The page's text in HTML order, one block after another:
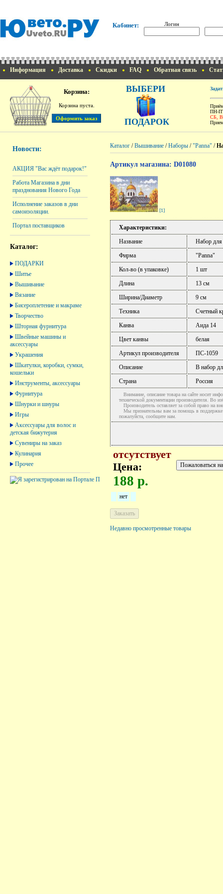
Кабинет: Логин
Информация Доставка Скидки FAQ Обратная связь
Корзина:
Корзина пуста.
ВЫБЕРИ
ПОДАРОК
ПН-
СБ,
Новости:
АКЦИЯ "Вас ждёт подарок!"
Работа Магазина в дни
празднования Нового Года
Исполнение заказов в дни
самоизоляции.
Портал поставщиков
Каталог:
ПОДАРКИ
Шитье
Вышивание
Вязание
Бисероплетение и макраме
Творчество
Шторная фурнитура
Швейные машины и
аксессуары
Украшения
Шкатулки, коробки, сумки,
кошельки
Инструменты, аксессуары
Фурнитура
Шнурки и шнуры
Игры
Аксессуары для волос и
детская бижутерия
Сувениры на заказ
Кулинария
Прочее
Каталог /Вышивание /Наборы /"Panna" /
Артикул магазина: D01080
[1]
Характеристики:
Название
Набор
Фирма
"Panna"
Кол-во (в упаковке)
1 шт
Длина
13 см
Ширина/Диаметр
9 см
Техника
Счетный
Канва
Аида 14
Цвет канвы
белая
Артикул производителя
ПС-1059
Описание
В набор
Страна
Россия
Внимание, описание товара на сайте носит
технической документации производителя. Во
Производитель оставляет за собой право на
Мы признательны вам за помощь в поддержке
пожалуйста, сообщите нам.
отсутствует
Цена:
188 р.
нет
Недавно просмотренные товары